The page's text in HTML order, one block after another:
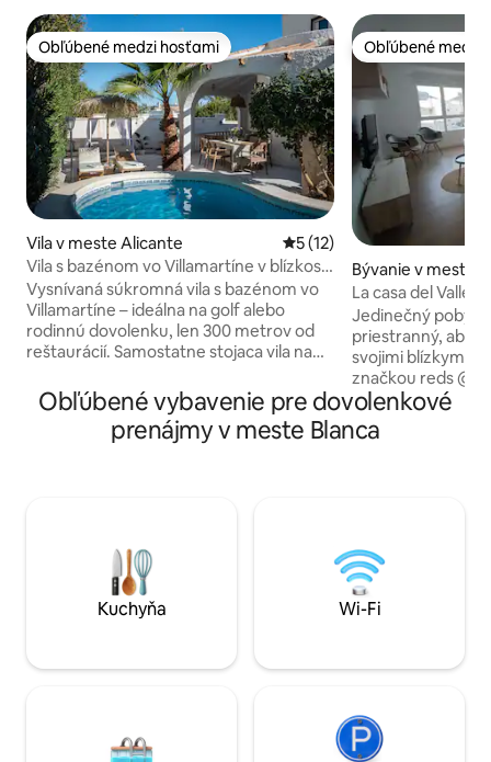
Obľúbené medzi hosťami
Obľúbené medzi hosťami
Vila v meste Alicante Priemerné ohodnotenie 5
5 (12)
Vila s bazénom vo Villamartíne v blízkosti
golfových ihrísk a La Zenie
Vysnívaná súkromná vila s bazénom vo
Villamartíne – ideálna na golf alebo
rodinnú dovolenku, len 300 metrov od
reštaurácií. Samostatne stojaca vila na
kúpeľniam je dom ideálny pre páry,
rodiny alebo golfové výlety s priateľmi.
Užívajte si vlastný bazén a sviežu
Flamenca sú vzdialené asi 5 km. La Zenia
Boulevard 4,5 km.
Obľúbené medzi
Obľúbené medzi
Bývanie v meste
La casa del Valle
Jedinečný pobyt
priestranný, aby
svojimi blízkymi.
značkou reds @
Nachádzame sa v
vedľa hlavnej
námestia.
a jej krásneho
nespočetnými
v tejto oblasti
Obľúbené vybavenie pre dovolenkové
prenájmy v meste Blanca
Kuchyňa Wi-Fi